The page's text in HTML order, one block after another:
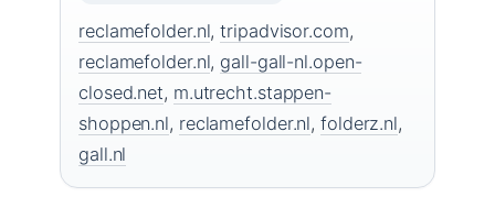
reclamefolder.nl,tripadvisor.com,
reclamefolder.nl, gall-gall-nl.open-
closed.net, m.utrecht.stappen-
shoppen.nl, reclamefolder.nl,folderz.nl,
gall.nl